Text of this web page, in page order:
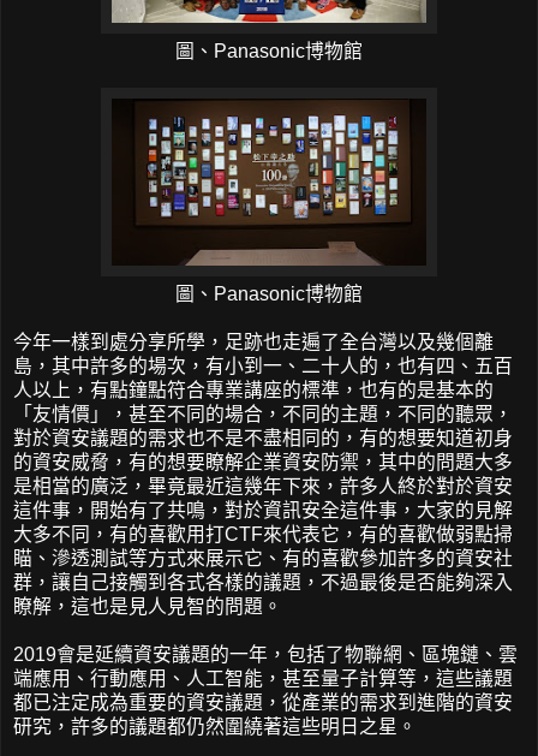
圖、Panasonic博物館
圖、Panasonic博物館
今年一樣到處分享所學，足跡也走遍了全台灣以及幾個離
島，其中許多的場次，有小到一、二十人的，也有四、五百
人以上，有點鐘點符合專業講座的標準，也有的是基本的
「友情價」，甚至不同的場合，不同的主題，不同的聽眾，
對於資安議題的需求也不是不盡相同的，有的想要知道初身
的資安威脅，有的想要瞭解企業資安防禦，其中的問題大多
是相當的廣泛，畢竟最近這幾年下來，許多人終於對於資安
這件事，開始有了共鳴，對於資訊安全這件事，大家的見解
大多不同，有的喜歡用打CTF來代表它，有的喜歡做弱點掃
瞄、滲透測試等方式來展示它、有的喜歡參加許多的資安社
群，讓自己接觸到各式各樣的議題，不過最後是否能夠深入
瞭解，這也是見人見智的問題。
2019會是延續資安議題的一年，包括了物聯網、區塊鏈、雲
端應用、行動應用、人工智能，甚至量子計算等，這些議題
都已注定成為重要的資安議題，從產業的需求到進階的資安
研究，許多的議題都仍然圍繞著這些明日之星。